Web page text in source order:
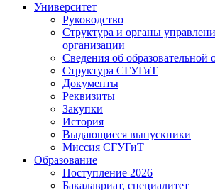
Университет
Руководство
Структура и органы
организации
Сведения об образовательной
Структура СГУГиТ
Документы
Реквизиты
Закупки
История
Выдающиеся выпускники
Миссия СГУГиТ
Образование
Поступление 2026
Бакалавриат, специалитет